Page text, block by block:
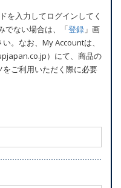
を入力してログインしてく
でない場合は、「登録 」画
。なお、My Accountは、
）にて、商品の
ご利用いただく際に必要